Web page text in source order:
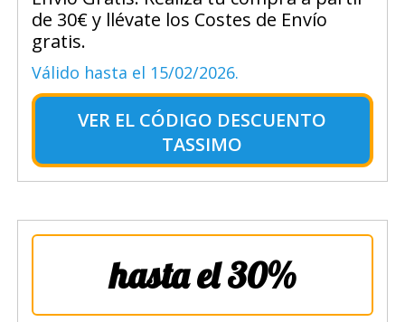
de 30€ y llévate los Costes de Envío
gratis.
Válido hasta el 15/02/2026.
VER EL CÓDIGO DESCUENTO
TASSIMO
hasta el 30%